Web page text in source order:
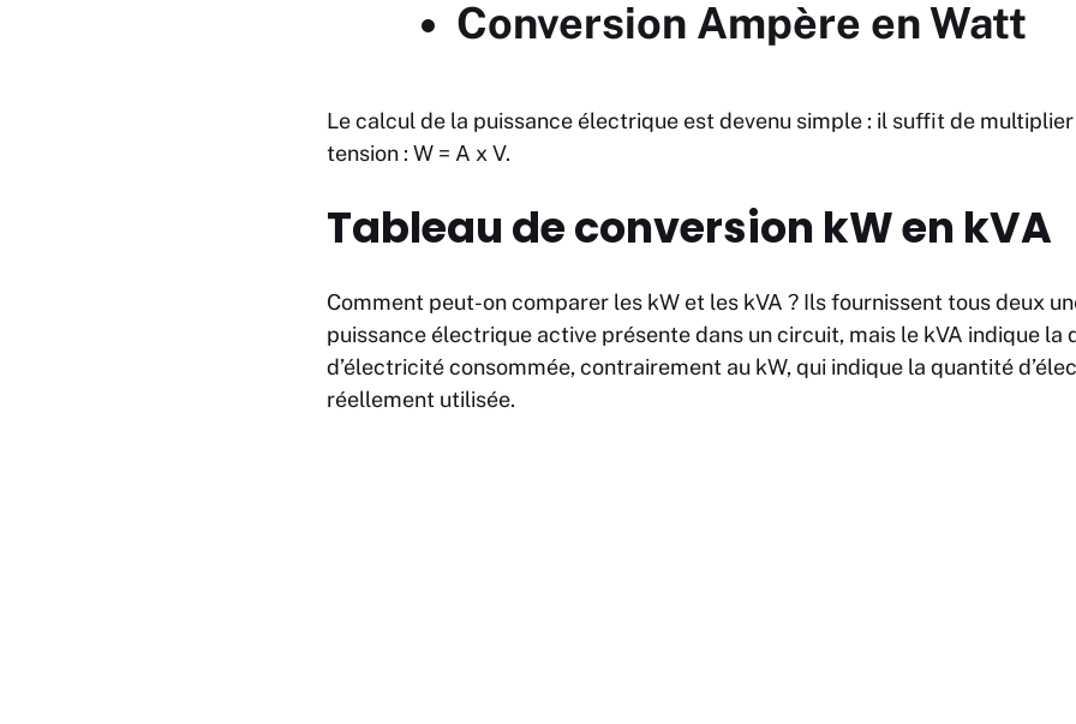
Conversion Ampère en Watt
Le calcul de la puissance électrique est devenu simple : il suffit de multiplier
tension : W = A x V.
Tableau de conversion kW en kVA
Comment peut-on comparer les kW et les kVA ? Ils fournissent tous deux
puissance électrique active présente dans un circuit, mais le kVA indique la
d’électricité consommée, contrairement au kW, qui indique la quantité
réellement utilisée.